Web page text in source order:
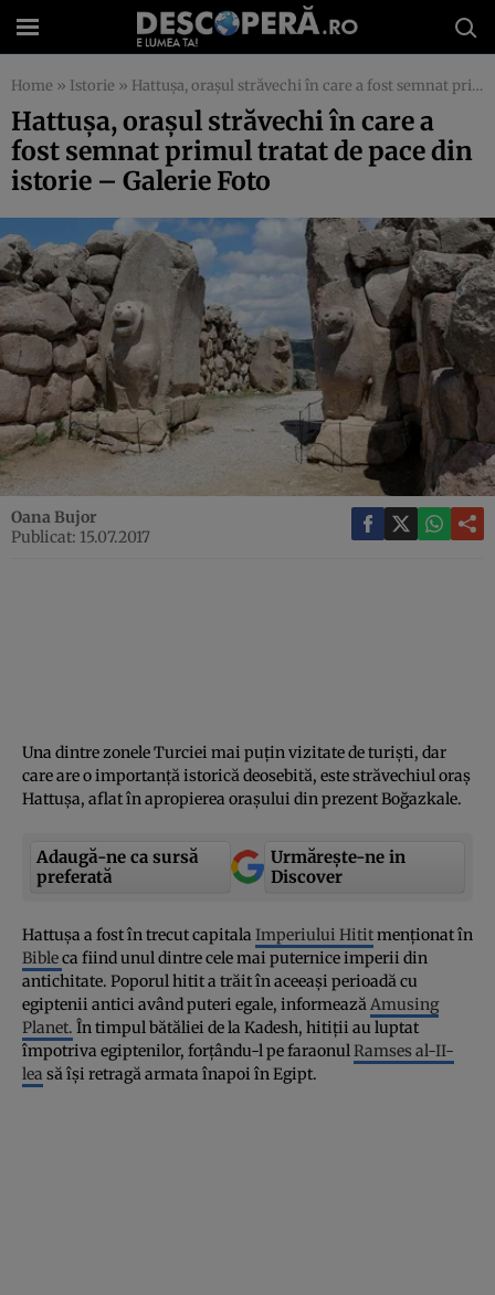
Home » Istorie » Hattuşa, oraşul străvechi în care a fost semnat primul tratat de pace din istorie – Galerie Foto
Hattuşa, oraşul străvechi în care a
fost semnat primul tratat de pace din
istorie – Galerie Foto
Oana Bujor
Publicat: 15.07.2017
Una dintre zonele Turciei mai puţin vizitate de turişti, dar
care are o importanţă istorică deosebită, este străvechiul oraş
Hattuşa, aflat în apropierea oraşului din prezent Boğazkale.
Adaugă-ne ca sursă
preferată
Urmărește-ne in
Discover
Hattuşa a fost în trecut capitala Imperiului Hititmenţionat în
Bibleca fiind unul dintre cele mai puternice imperii din
antichitate. Poporul hitit a trăit în aceeaşi perioadă cu
egiptenii antici având puteri egale, informeazăAmusing
Planet. În timpul bătăliei de la Kadesh, hitiţii au luptat
împotriva egiptenilor, forţându-l pe faraonulRamses al-II-
lea să îşi retragă armata înapoi în Egipt.